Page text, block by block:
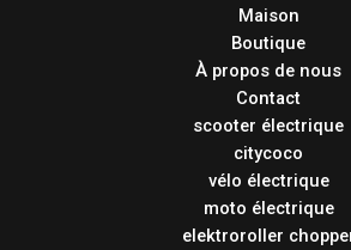
Maison
Boutique
À propos de nous
Contact
scooter électrique
citycoco
vélo électrique
moto électrique
elektroroller